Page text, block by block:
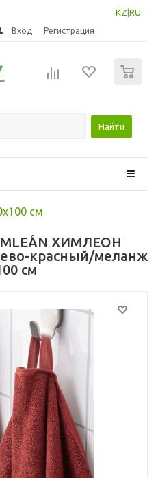
KZ RU
Вход Регистрация
Найти
см
ХИМЛЕОН
красный/меланж
см